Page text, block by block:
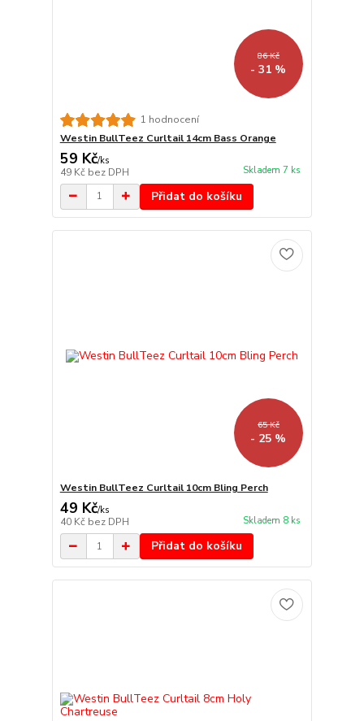
86 Kč
- 31 %
1 hodnocení
Westin BullTeez Curltail 14cm Bass Orange
59 Kč/ks
49 Kč bez DPH Skladem 7 ks
Přidat do košíku
65 Kč
- 25 %
Westin BullTeez Curltail 10cm Bling Perch
49 Kč/ks
40 Kč bez DPH Skladem 8 ks
Přidat do košíku